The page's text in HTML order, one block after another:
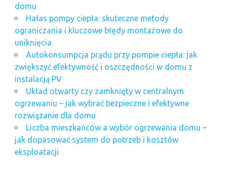
domu
Hałas pompy ciepła: skuteczne metody
ograniczania i kluczowe błędy montażowe do
uniknięcia
Autokonsumpcja prądu przy pompie ciepła: jak
zwiększyć efektywność i oszczędności w domu z
instalacją PV
Układ otwarty czy zamknięty w centralnym
ogrzewaniu – jak wybrać bezpieczne i efektywne
rozwiązanie dla domu
Liczba mieszkańców a wybór ogrzewania domu –
jak dopasować system do potrzeb i kosztów
eksploatacji